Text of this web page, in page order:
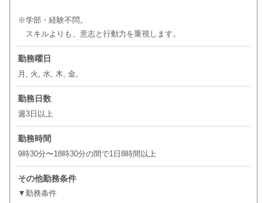
※学部・経験不問。
スキルよりも、意志と行動力を重視します。
勤務曜日
月, 火, 水, 木, 金,
勤務日数
週3日以上
勤務時間
9時30分〜18時30分の間で1日8時間以上
その他勤務条件
▼勤務条件